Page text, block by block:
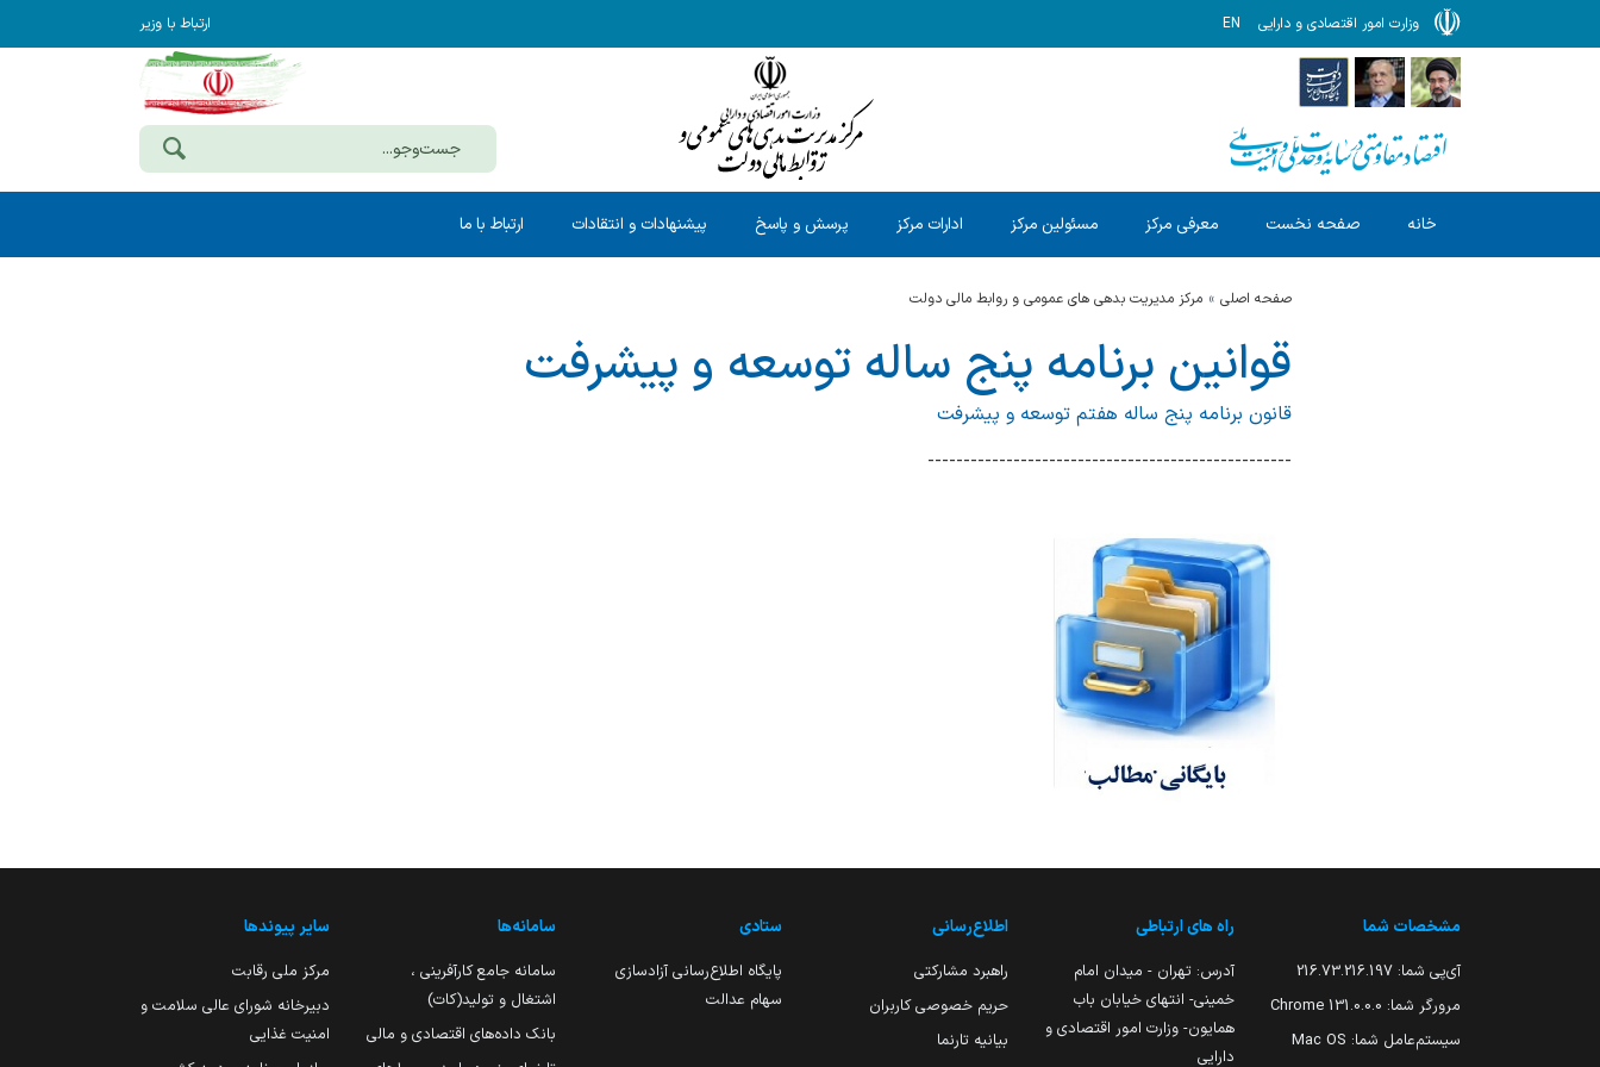
وزارت امور اقتصادی و دارایی EN ارتباط با وزیر
خانه صفحه نخست معرفی مرکز مسئولین مرکز ادارات مرکز پرسش و پاسخ پیشنهادات و انتقادات ارتباط با ما
صفحه اصلی مرکز مدیریت بدهی های عمومی و روابط مالی دولت
قوانین برنامه پنج ساله توسعه و پیشرفت
قانون برنامه پنج ساله هفتم توسعه و پیشرفت
---------------------------------------------------
مشخصات شما
آی‌پی شما: 216.73.216.197
مرورگر شما: 131.0.0.0 Chrome
سیستم‌عامل شما: Mac OS
راه های ارتباطی
آدرس: تهران - میدان امام
خمینی- انتهای خیابان باب
همایون- وزارت امور اقتصادی و
دارایی
اطلاع‌رسانی
راهبرد مشارکتی
حریم خصوصی کاربران
بیانیه تارنما
ستادی
پایگاه اطلاع‌رسانی آزادسازی
سهام عدالت
سامانه‌ها
سامانه جامع کارآفرینی ،
اشتغال و تولید(کات)
بانک داده‌های اقتصادی و مالی
سایر پیوندها
مرکز ملی رقابت
دبیرخانه شورای عالی سلامت و
امنیت غذایی